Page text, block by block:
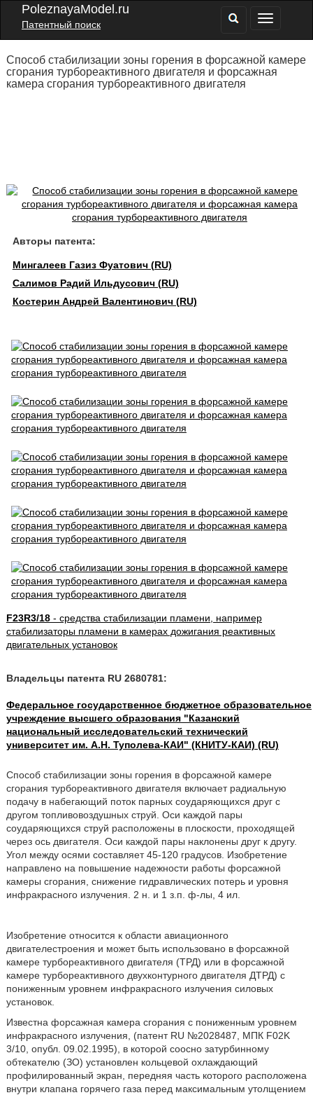
PoleznayaModel.ru
Патентный поиск
Способ стабилизации зоны горения в форсажной камере
сгорания турбореактивного двигателя и форсажная
камера сгорания турбореактивного двигателя
Авторы патента:
Мингалеев Газиз Фуатович (RU)
Салимов Радий Ильдусович (RU)
Костерин Андрей Валентинович (RU)
F23R3/18- средства стабилизации пламени, например
стабилизаторы пламени в камерах дожигания реактивных
двигательных установок
Владельцы патента RU 2680781:
Федеральное государственное бюджетное образовательное
учреждение высшего образования "Казанский
национальный исследовательский технический
университет им. А.Н. Туполева-КАИ" (КНИТУ-КАИ) (RU)
Способ стабилизации зоны горения в форсажной камере
сгорания турбореактивного двигателя включает радиальную
подачу в набегающий поток парных соударяющихся друг с
другом топливовоздушных струй. Оси каждой пары
соударяющихся струй расположены в плоскости, проходящей
через ось двигателя. Оси каждой пары наклонены друг к другу.
Угол между осями составляет 45-120 градусов. Изобретение
направлено на повышение надежности работы форсажной
камеры сгорания, снижение гидравлических потерь и уровня
инфракрасного излучения. 2 н. и 1 з.п. ф-лы, 4 ил.
Изобретение относится к области авиационного
двигателестроения и может быть использовано в форсажной
камере турбореактивного двигателя (ТРД) или в форсажной
камере турбореактивного двухконтурного двигателя ДТРД) с
пониженным уровнем инфракрасного излучения силовых
установок.
Известна форсажная камера сгорания с пониженным уровнем
инфракрасного излучения, (патент RU №2028487, МПК F02K
3/10, опубл. 09.02.1995), в которой соосно затурбинному
обтекателю (ЗО) установлен кольцевой охлаждающий
профилированный экран, передняя часть которого расположена
внутри клапана горячего газа перед максимальным утолщением